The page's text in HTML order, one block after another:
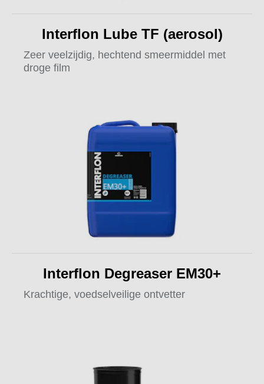
Interflon Lube TF (aerosol)
Zeer veelzijdig, hechtend smeermiddel met
droge film
Interflon Degreaser EM30+
Krachtige, voedselveilige ontvetter